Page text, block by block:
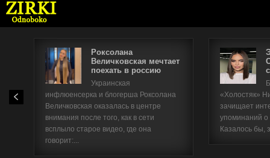
Роксолана
Величковская мечтает
поехать в россию
Украинская
инфлюенсерка и блогерша Роксолана
Величковская оказалась в центре
внимания после того, как в сети
всплыло старое видео, где она
говорит:...
«Холостяк»
зачищает
упоминаний
Казалось бы,
Имя